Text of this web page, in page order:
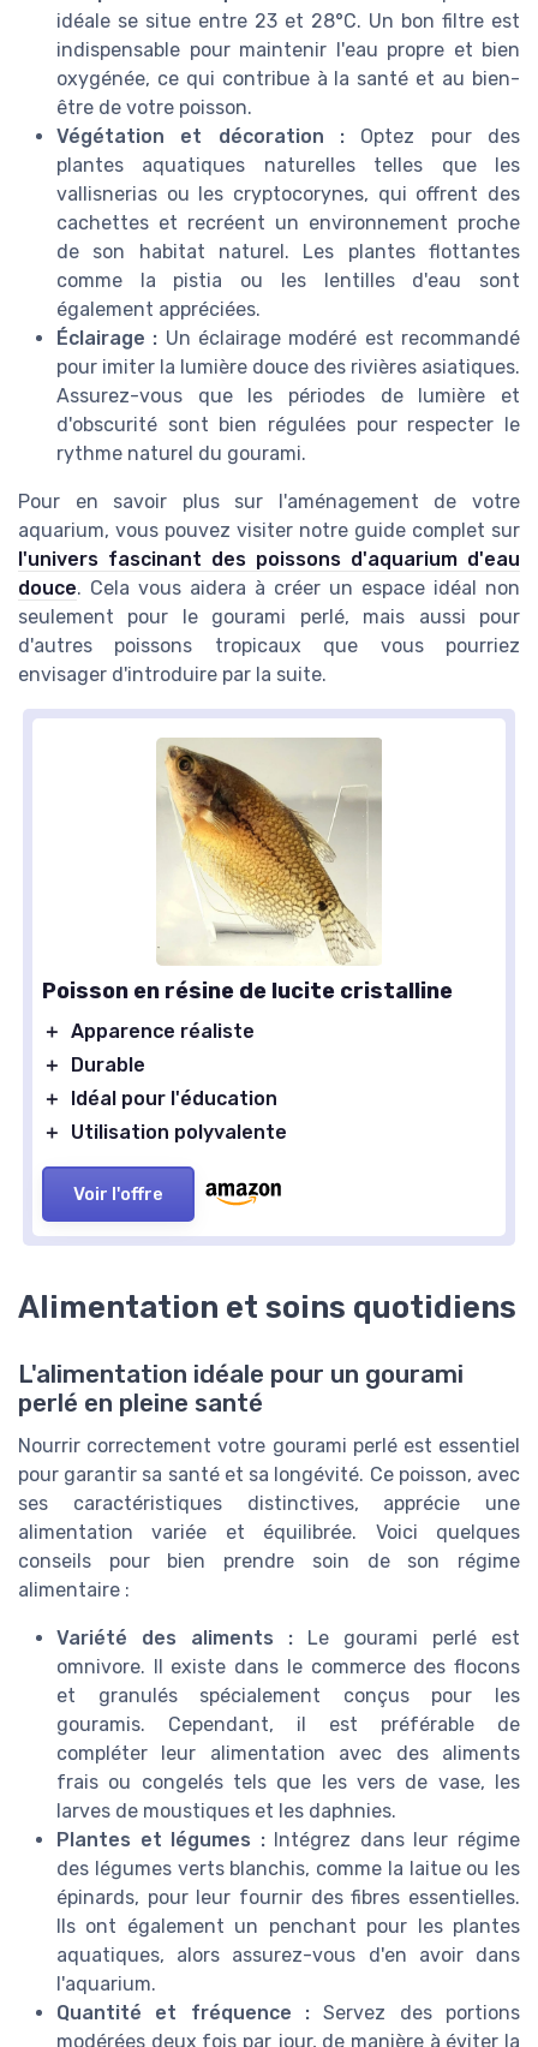
idéale se situe entre 23 et 28°C. Un bon filtre est
indispensable pour maintenir l'eau propre et bien
oxygénée, ce qui contribue à la santé et au bien-
être de votre poisson.
Végétation et décoration : Optez pour des
plantes aquatiques naturelles telles que les
vallisnerias ou les cryptocorynes, qui offrent des
cachettes et recréent un environnement proche
de son habitat naturel. Les plantes flottantes
comme la pistia ou les lentilles d'eau sont
également appréciées.
Éclairage : Un éclairage modéré est recommandé
pour imiter la lumière douce des rivières asiatiques.
Assurez-vous que les périodes de lumière et
d'obscurité sont bien régulées pour respecter le
rythme naturel du gourami.
Pour en savoir plus sur l'aménagement de votre
aquarium, vous pouvez visiter notre guide complet sur
l'univers fascinant des poissons d'aquarium d'eau
douce. Cela vous aidera à créer un espace idéal non
seulement pour le gourami perlé, mais aussi pour
d'autres poissons tropicaux que vous pourriez
envisager d'introduire par la suite.
Poisson en résine de lucite cristalline
＋ Apparence réaliste
＋
Durable
＋
Idéal pour l'éducation
＋
Utilisation polyvalente
Voir l'offre
Alimentation et soins quotidiens
L'alimentation idéale pour un gourami
perlé en pleine santé
Nourrir correctement votre gourami perlé est essentiel
pour garantir sa santé et sa longévité. Ce poisson, avec
ses caractéristiques distinctives, apprécie une
alimentation variée et équilibrée. Voici quelques
conseils pour bien prendre soin de son régime
alimentaire :
Variété des aliments : Le gourami perlé est
omnivore. Il existe dans le commerce des flocons
et granulés spécialement conçus pour les
gouramis. Cependant, il est préférable de
compléter leur alimentation avec des aliments
frais ou congelés tels que les vers de vase, les
larves de moustiques et les daphnies.
Plantes et légumes :Intégrez dans leur régime
des légumes verts blanchis, comme la laitue ou les
épinards, pour leur fournir des fibres essentielles.
Ils ont également un penchant pour les plantes
aquatiques, alors assurez-vous d'en avoir dans
l'aquarium.
Quantité et fréquence : Servez des portions
modérées deux fois par jour, de manière à éviter la